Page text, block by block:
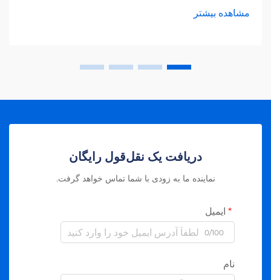
پیشرفت‌های زیرساختی در قرن بیست‌ویکم محسوب می‌شود که
امنیت، کارایی و پایداری تأمین انرژی را به‌طور چشمگیری
مشاهده بیشتر
دریافت یک نقل‌قول رایگان
نماینده ما به زودی با شما تماس خواهد گرفت.
ایمیل
0/100
نام